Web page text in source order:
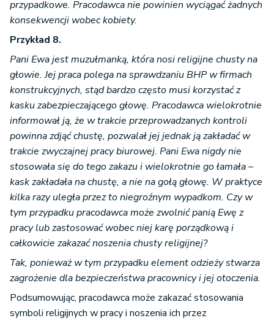
przypadkowe. Pracodawca nie powinien wyciągać żadnych
konsekwencji wobec kobiety.
Przykład 8.
Pani Ewa jest muzułmanką, która nosi religijne chusty na
głowie. Jej praca polega na sprawdzaniu BHP w firmach
konstrukcyjnych, stąd bardzo często musi korzystać z
kasku zabezpieczającego głowę. Pracodawca wielokrotnie
informował ją, że w trakcie przeprowadzanych kontroli
powinna zdjąć chustę, pozwalał jej jednak ją zakładać w
trakcie zwyczajnej pracy biurowej. Pani Ewa nigdy nie
stosowała się do tego zakazu i wielokrotnie go łamała –
kask zakładała na chustę, a nie na gołą głowę. W praktyce
kilka razy uległa przez to niegroźnym wypadkom. Czy w
tym przypadku pracodawca może zwolnić panią Ewę z
pracy lub zastosować wobec niej karę porządkową i
całkowicie zakazać noszenia chusty religijnej?
Tak, ponieważ w tym przypadku element odzieży stwarza
zagrożenie dla bezpieczeństwa pracownicy i jej otoczenia.
Podsumowując, pracodawca może zakazać stosowania
symboli religijnych w pracy i noszenia ich przez